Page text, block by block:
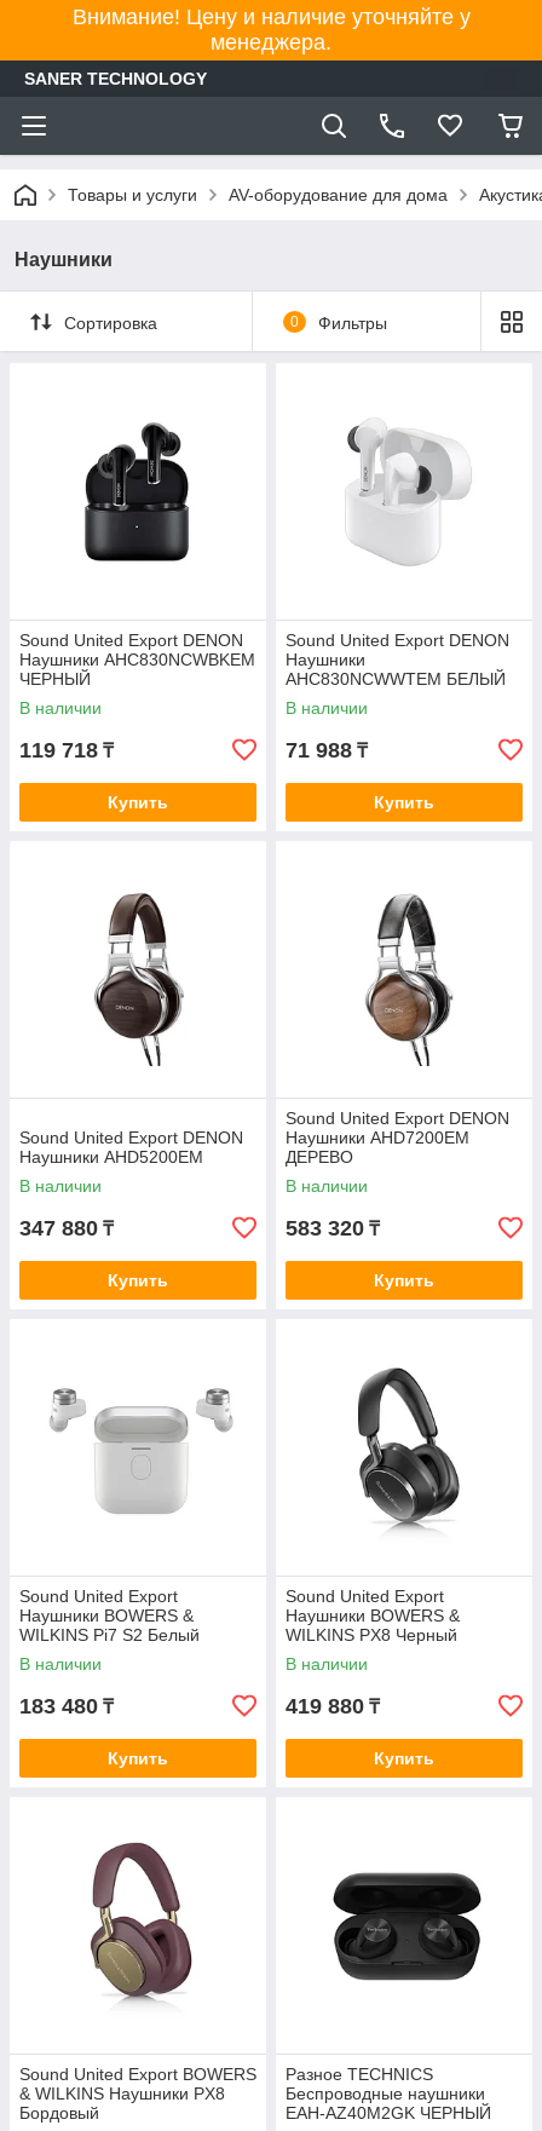
Внимание! Цену и наличие уточняйте у
менеджера.
SANER TECHNOLOGY
Товары и услуги AV-оборудование для дома
Наушники
Сортировка 0 Фильтры
Sound United Export DENON
Наушники AHC830NCWBKEM
ЧЕРНЫЙ
В наличии
119 718 ₸
Купить
Sound United Export DENON
Наушники
AHC830NCWWTEM БЕЛЫЙ
В наличии
71 988 ₸
Купить
Sound United Export DENON
Наушники AHD5200EM
В наличии
347 880 ₸
Купить
Sound United Export DENON
Наушники AHD7200EM
ДЕРЕВО
В наличии
583 320 ₸
Купить
Sound United Export
Наушники BOWERS &
WILKINS Pi7 S2 Белый
В наличии
183 480 ₸
Купить
Sound United Export
Наушники BOWERS &
WILKINS PX8 Черный
В наличии
419 880 ₸
Купить
Sound United Export BOWERS
& WILKINS Наушники PX8
Бордовый
Разное TECHNIСS
Беспроводные наушники
EAH-AZ40M2GK ЧЕРНЫЙ